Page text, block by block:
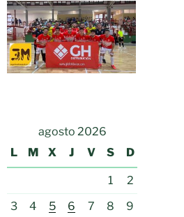
agosto 2026
L
M X J V S D
1
2
3
4 5 6 7 8
9